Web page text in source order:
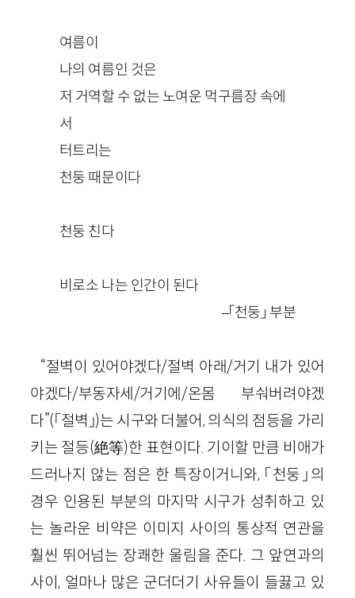
여름이
나의 여름인 것은
저 거역할 수 없는 노여운 먹구름장 속에
서
터트리는
천둥 때문이다
천둥 친다
비로소 나는 인간이 된다
–「천둥」 부분
“절벽이 있어야겠다/절벽 아래/거기 내가 있어
야겠다/부동자세/거기에/온몸 부숴버려야겠
다”(「절벽」)는 시구와 더불어, 의식의 점등을 가리
키는 절등(絶等)한 표현이다. 기이할 만큼 비애가
드러나지 않는 점은 한 특장이거니와, 「천둥」의
경우 인용된 부분의 마지막 시구가 성취하고 있
는 놀라운 비약은 이미지 사이의 통상적 연관을
훨씬 뛰어넘는 장쾌한 울림을 준다. 그 앞연과의
사이, 얼마나 많은 군더더기 사유들이 들끓고 있